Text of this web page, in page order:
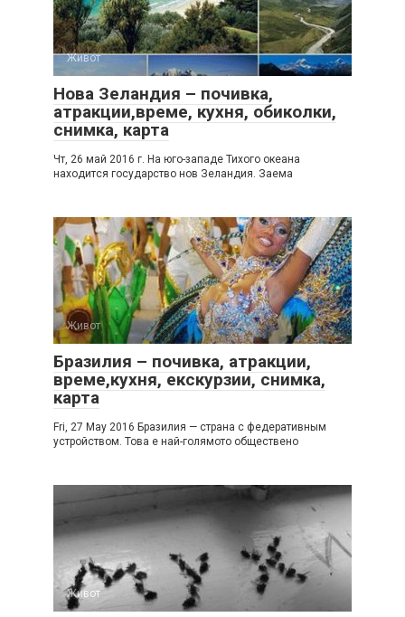
Живот
Нова Зеландия – почивка,
атракции,време, кухня, обиколки,
снимка, карта
Чт, 26 май 2016 г. На юго-западе Тихого океана
находится государство нов Зеландия. Заема
Живот
Бразилия – почивка, атракции,
време,кухня, екскурзии, снимка,
карта
Fri, 27 May 2016 Бразилия — страна с федеративным
устройством. Това е най-голямото обществено
Живот